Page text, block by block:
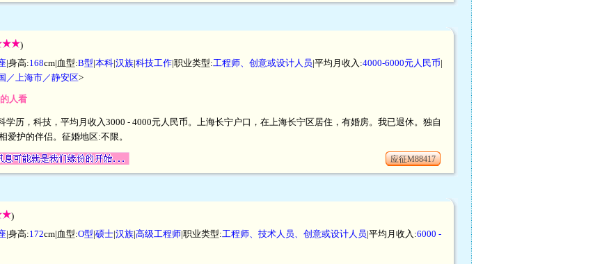
)
|身高:168cm|血型:B型|本科|汉族|科技工作|职业类型:工程师、创意或设计人员|平均月收入:4000-6000元人民币|
／上海市／静安区>
人看
学历，科技，平均月收入3000 - 4000元人民币。上海长宁户口，在上海长宁区居住，有婚房。我已退休。独自
爱护的伴侣。征婚地区:不限。
应征M88417
)
|身高:172cm|血型:O型|硕士|汉族|高级工程师|职业类型:工程师、技术人员、创意或设计人员|平均月收入:6000 -